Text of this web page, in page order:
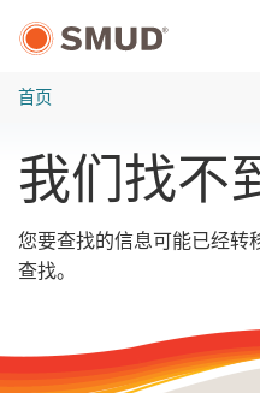
首页
我们找不
您要查找的信息可能已经转
查找。